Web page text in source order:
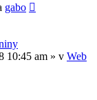
gabo
10:45 am » v Web